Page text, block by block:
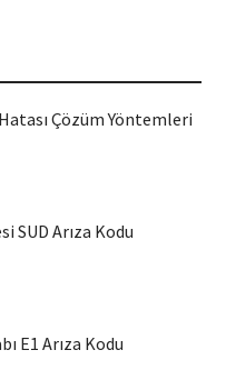
Çözüm Yöntemleri
SUD Arıza Kodu
E1 Arıza Kodu